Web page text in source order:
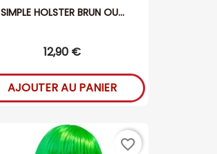
SIMPLE HOLSTER BRUN OU...
12,90 €
AJOUTER AU PANIER
favorite_border